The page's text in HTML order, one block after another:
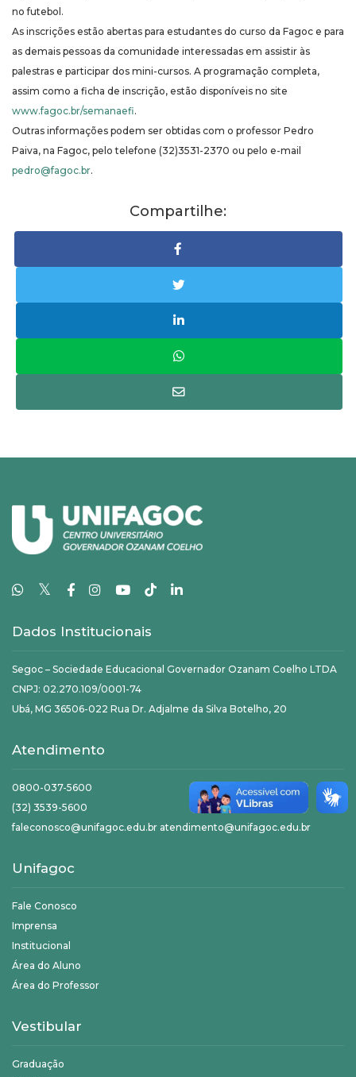
no futebol.
As inscrições estão abertas para estudantes do curso da Fagoc e para
as demais pessoas da comunidade interessadas em assistir às
palestras e participar dos mini-cursos. A programação completa,
assim como a ficha de inscrição, estão disponíveis no site
www.fagoc.br/semanaefi.
Outras informações podem ser obtidas com o professor Pedro
Paiva, na Fagoc, pelo telefone (32)3531-2370 ou pelo e-mail
pedro@fagoc.br.
Compartilhe:
𝕏
Dados Institucionais
Segoc – Sociedade Educacional Governador Ozanam Coelho LTDA
CNPJ: 02.270.109/0001-74
Ubá, MG 36506-022 Rua Dr. Adjalme da Silva Botelho, 20
Atendimento
0800-037-5600
(32) 3539-5600
faleconosco@unifagoc.edu.br atendimento@unifagoc.edu.br
Unifagoc
Fale Conosco
Imprensa
Institucional
Área do Aluno
Área do Professor
Vestibular
Graduação